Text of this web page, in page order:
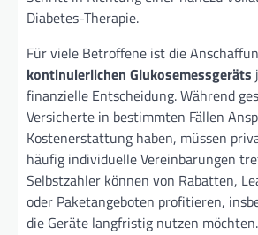
Diabetes-Therapie.
Für viele Betroffene ist die
kontinuierlichen Glukosemessgeräts
finanzielle Entscheidung. Während
Versicherte in bestimmten Fällen
Kostenerstattung haben, müssen
häufig individuelle Vereinbarungen
Selbstzahler können von Rabatten,
oder Paketangeboten profitieren,
die Geräte langfristig nutzen möchten.